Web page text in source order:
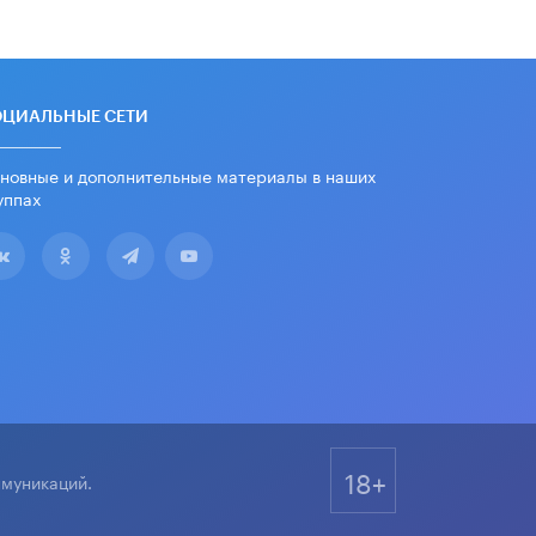
СЕТИ
и дополнительные материалы в наших
18+